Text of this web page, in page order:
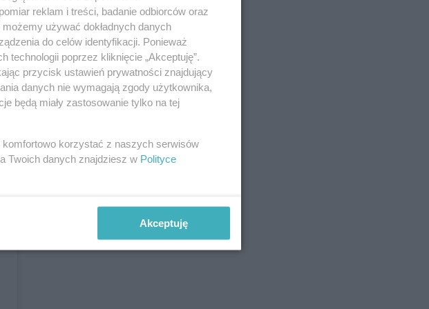
Wtedy
nosimy
okazało
nie
bo
tego
reklam i treści, badanie odbiorców oraz
używać dokładnych danych
do celów identyfikacji. Ponieważ
technologii poprzez kliknięcie „Akceptuję”.
przycisk ustawień prywatności znajdujący
danych nie wymagają zgody użytkownika,
będą miały zastosowanie tylko na tej
komfortowo korzystać z naszych serwisów
Twoich danych znajdziesz w Polityce
Akceptuję